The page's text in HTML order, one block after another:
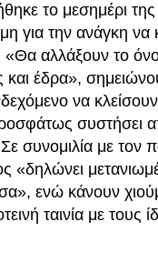
το μεσημέρι
για την ανάγκη
«Θα αλλάξουν το
έδρα»,
να
συστήσει
συνομιλία με τον
«δηλώνει
ενώ κάνουν
ταινία με τους